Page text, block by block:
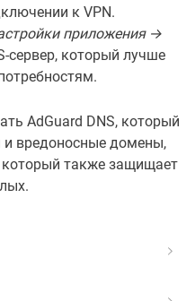
к VPN.
приложения →
сервер, который лучше
AdGuard DNS, который
и вредоносные домены,
который также защищает